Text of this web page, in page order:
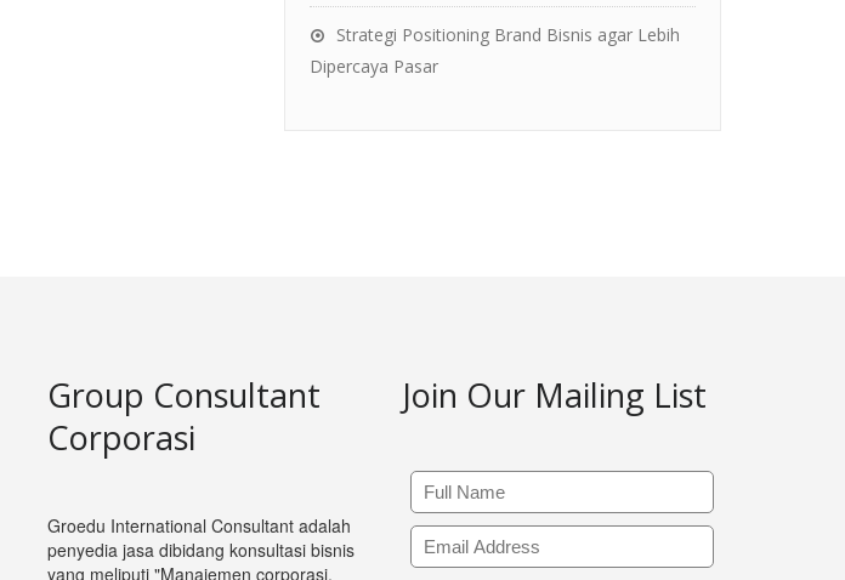
Strategi Positioning Brand Bisnis agar Lebih
Dipercaya Pasar
Group Consultant
Corporasi
Groedu International Consultant adalah
penyedia jasa dibidang konsultasi bisnis
yang meliputi "Manajemen corporasi,
Join Our Mailing List